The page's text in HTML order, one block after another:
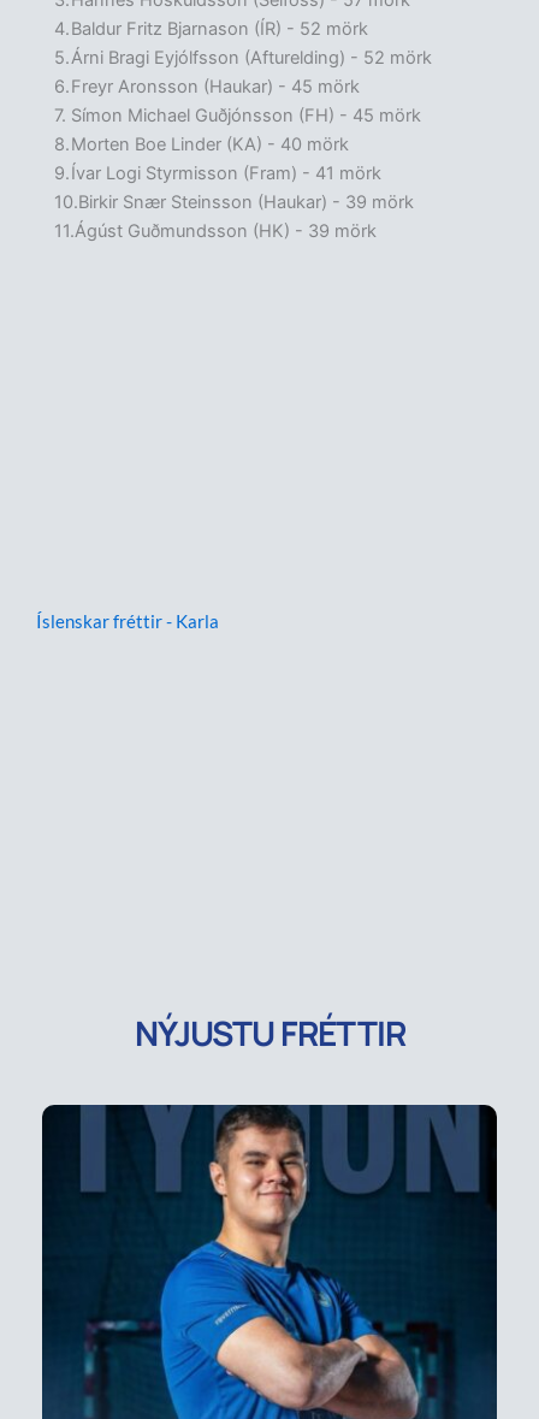
Baldur Fritz Bjarnason (ÍR) - 52 mörk
Árni Bragi Eyjólfsson (Afturelding) - 52 mörk
Freyr Aronsson (Haukar) - 45 mörk
Símon Michael Guðjónsson (FH) - 45 mörk
Morten Boe Linder (KA) - 40 mörk
Ívar Logi Styrmisson (Fram) - 41 mörk
Birkir Snær Steinsson (Haukar) - 39 mörk
Ágúst Guðmundsson (HK) - 39 mörk
Íslenskar fréttir - Karla
NÝJUSTU FRÉTTIR